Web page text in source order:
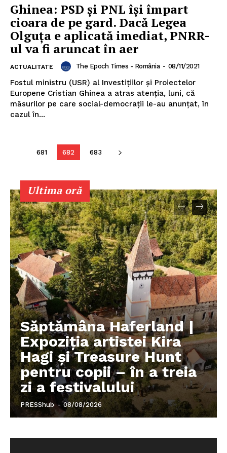
Ghinea: PSD şi PNL îşi împart
cioara de pe gard. Dacă Legea
Olguţa e aplicată imediat, PNRR-
ul va fi aruncat în aer
ACTUALITATE The Epoch Times - România - 08/11/2021
Fostul ministru (USR) al Investiţiilor şi Proiectelor
Europene Cristian Ghinea a atras atenţia, luni, că
măsurilor pe care social-democraţii le-au anunţat, în
cazul în...
681 682 683
Ultima oră
Săptămâna Haferland |
Expoziţia artistei Kira
Hagi şi Treasure Hunt
pentru copii – în a treia
zi a festivalului
PRESShub - 08/08/2026